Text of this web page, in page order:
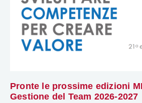
Pronte le prossime edizioni
Gestione del Team 2026-2027